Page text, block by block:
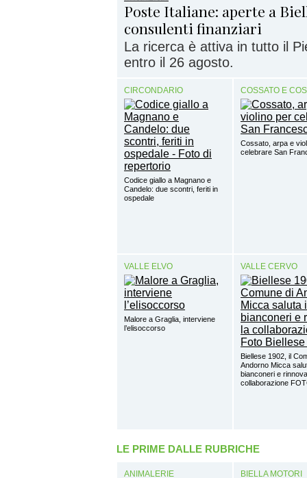
Poste Italiane: aperte a
consulenti finanziari
La ricerca è attiva in tutto il
entro il 26 agosto.
CIRCONDARIO
Codice giallo a Magnano e
Candelo: due scontri, feriti in
ospedale
COSSATO E
Cossato, arpa e
celebrare San
VALLE ELVO
Malore a Graglia, interviene
l’elisoccorso
VALLE CERVO
Biellese 1902, il
Andorno Micca
bianconeri e
collaborazione
LE PRIME DALLE RUBRICHE
ANIMALERIE BIELLA MOTORI